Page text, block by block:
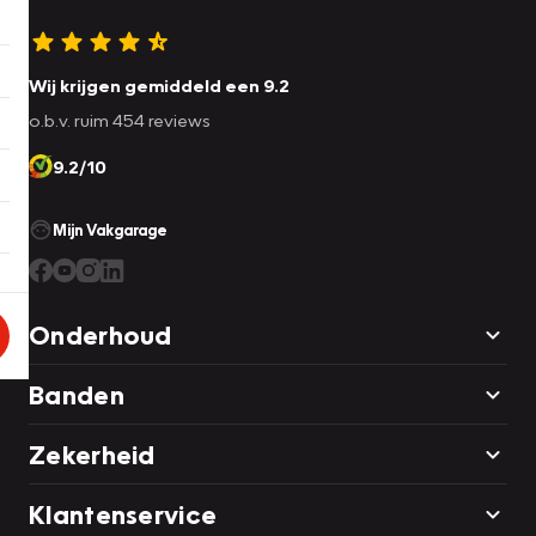
Wij krijgen gemiddeld een 9.2
o.b.v. ruim 454 reviews
9.2/10
Mijn Vakgarage
Onderhoud
Banden
Zekerheid
Klantenservice